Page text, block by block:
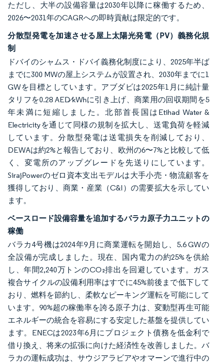
ただし、大半の設備容量は2030年以降に稼働するため、
2026〜2031年のCAGRへの即時貢献は限定的です。
分散型発電を加速させる屋上太陽光発電（PV）義務化規
制
ドバイのシャムス・ドバイ義務化制度により、2025年半ば
までに300 MWの屋上システムが設置され、2030年までに1
GWを目標としています。アブダビは2025年1月に純計量
タリフを0.28 AED⁄kWhに引き上げ、商業用の回収期間を5
年未満に短縮しました。北部首長国はEtihad Water &
Electricityを通じて同様の規制を拡大し、送電負荷を軽減
しています。分散型発電は送電損失を削減しており、
DEWAは約2%と報告しており、欧州の6〜7%と比較して低
く、変電所のアップグレードを先送りにしています。
SirajPowerのゼロ資本支出モデルは大手小売・物流顧客を
獲得しており、商業・産業（C&I）の需要拡大を示してい
ます。
ベースロード設備容量を追加するバラカ原子力ユニットの
稼働
バラカ4号機は2024年9月に商業運転を開始し、5.6 GWの
全設備が完成しました。現在、国内電力の約25%を供給
し、年間2,240万トンのCO₂排出を回避しています。ガス
複合サイクルの設備利用率はすでに45%前後まで低下して
おり、燃料を節約し、柔軟なピーキング運転を可能にして
います。90%超の稼働率を誇る原子力は、変動型再生可能
エネルギーの統合を容易にする安定した基盤を提供してい
ます。ENECは2023年6月にプロジェクト債務を低金利で
借り換え、将来の拡張に向けた経済性を改善しました。バ
ラカの運転成功は、サウジアラビアやオマーンで進行中の